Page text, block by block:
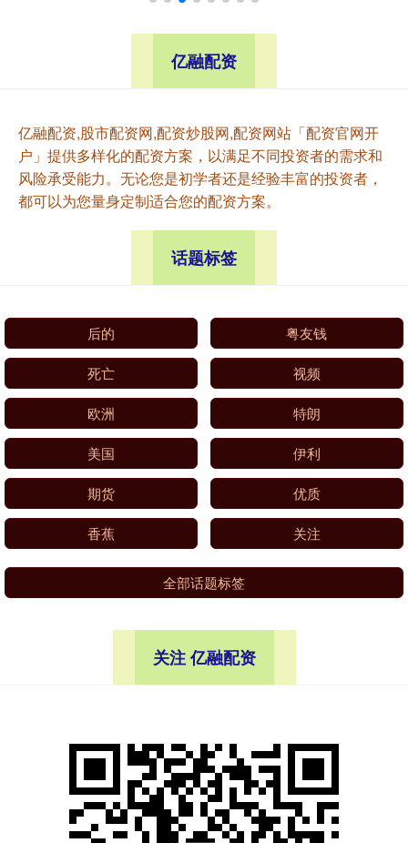
亿融配资
亿融配资,股市配资网,配资炒股网,配资网站「配资官网开
户」提供多样化的配资方案，以满足不同投资者的需求和
风险承受能力。无论您是初学者还是经验丰富的投资者，
都可以为您量身定制适合您的配资方案。
话题标签
后的 粤友钱
死亡 视频
欧洲 特朗
美国 伊利
期货 优质
香蕉 关注
全部话题标签
关注 亿融配资